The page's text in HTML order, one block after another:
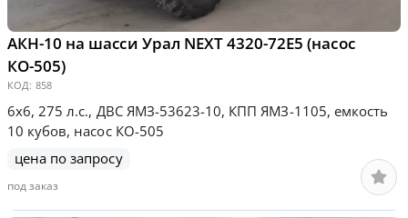
АКН-10 на шасси Урал NEXT 4320-72Е5 (насос
КО-505)
КОД: 858
6х6, 275 л.с., ДВС ЯМЗ-53623-10, КПП ЯМЗ-1105, емкость
10 кубов, насос КО-505
цена по запросу
под заказ